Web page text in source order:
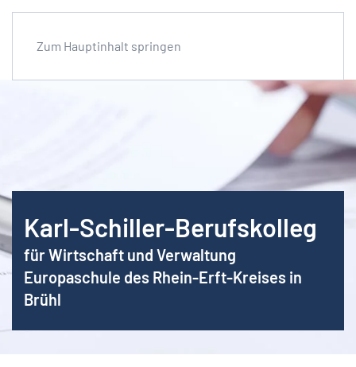
Zum Hauptinhalt springen
Karl-Schiller-Berufskolleg
für Wirtschaft und Verwaltung
Europaschule des Rhein-Erft-Kreises in
Brühl